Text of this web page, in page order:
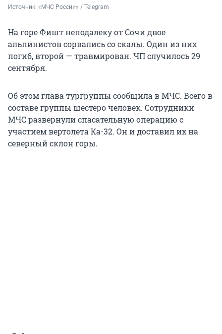
Источник: «МЧС России» / Telegram
На горе Фишт неподалеку от Сочи двое
альпинистов сорвались со скалы. Один из них
погиб, второй — травмирован. ЧП случилось 29
сентября.
Об этом глава тургруппы сообщила в МЧС. Всего в
составе группы шестеро человек. Сотрудники
МЧС развернули спасательную операцию с
участием вертолета Ка-32. Он и доставил их на
северный склон горы.